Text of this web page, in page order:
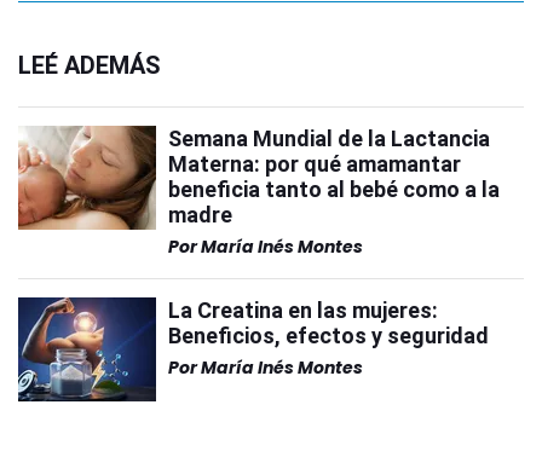
LEÉ ADEMÁS
Semana Mundial de la Lactancia
Materna: por qué amamantar
beneficia tanto al bebé como a la
madre
PorMaría Inés Montes
La Creatina en las mujeres:
Beneficios, efectos y seguridad
PorMaría Inés Montes